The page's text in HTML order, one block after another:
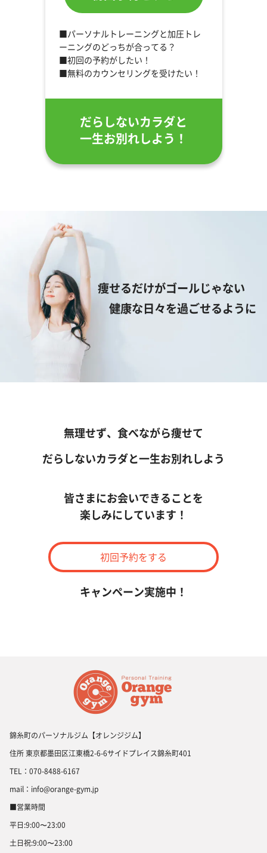
■パーソナルトレーニングと加圧トレ
ーニングのどっちが合ってる？
■初回の予約がしたい！
■無料のカウンセリングを受けたい！
だらしないカラダと
一生お別れしよう！
痩せるだけがゴールじゃない
健康な日々を過ごせるように
無理せず、食べながら痩せて
だらしないカラダと一生お別れしよう
皆さまにお会いできることを
楽しみにしています！
初回予約をする
キャンペーン実施中！
錦糸町のパーソナルジム【オレンジジム】
住所 東京都墨田区江東橋2-6-6サイドプレイス錦糸町401
TEL：070-8488-6167
mail：info@orange-gym.jp
■営業時間
平日:9:00〜23:00
土日祝:9:00〜23:00